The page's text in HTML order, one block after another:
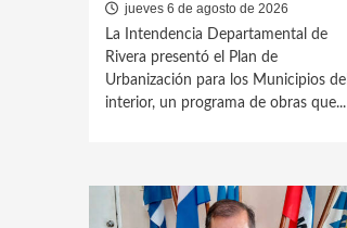
jueves 6 de agosto de 2026
La Intendencia Departamental de
Rivera presentó el Plan de
Urbanización para los Municipios del
interior, un programa de obras que...